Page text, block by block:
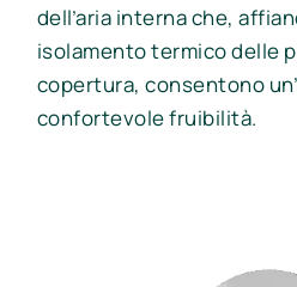
dell’aria interna che,
isolamento termico delle
copertura, consentono
confortevole fruibilità.